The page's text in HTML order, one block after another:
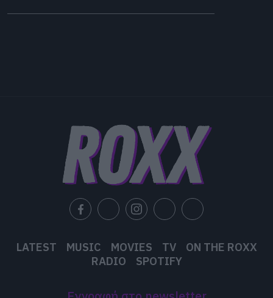
LATEST MUSIC MOVIES TV
ON THE ROXX
RADIO
SPOTIFY